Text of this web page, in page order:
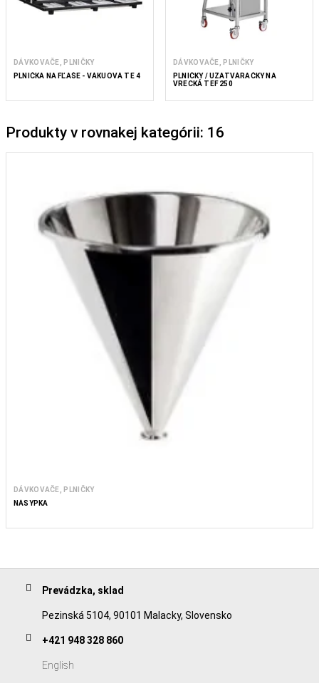
DÁVKOVAČE, PLNIČKY
PLNIČKA NA FĽAŠE - VÁKUOVÁ TE 4
DÁVKOVAČE, PLNIČKY
PLNIČKY / UZATVÁRAČKY NA
VRECKÁ TEF 250
Produkty v rovnakej kategórii: 16
DÁVKOVAČE, PLNIČKY
NÁSYPKA
Prevádzka, sklad
Pezinská 5104, 90101 Malacky, Slovensko
+421 948 328 860
English